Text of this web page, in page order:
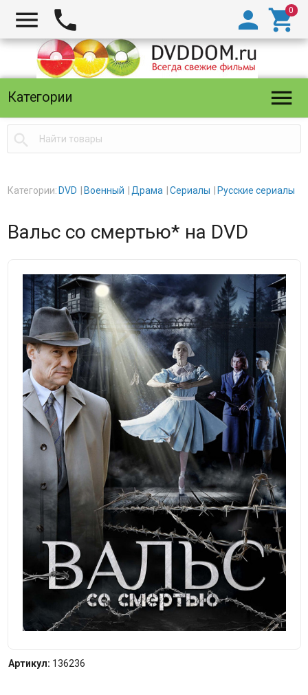
  

Категории 

Категории: DVD Военный Драма Сериалы Русские сериалы
Вальс со смертью* на DVD
Артикул: 136236